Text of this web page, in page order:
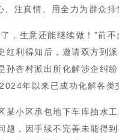
、注真情、用全力为群众
，生意还能继续做！”前
红利得知后，邀请双方到
孙杏村派出所化解涉企纠
年以来已成功化解各
某小区承包地下车库抽水
题，因手续不完善未能得